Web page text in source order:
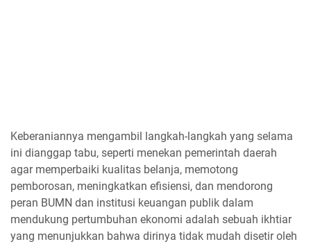
Keberaniannya mengambil langkah-langkah yang selama
ini dianggap tabu, seperti menekan pemerintah daerah
agar memperbaiki kualitas belanja, memotong
pemborosan, meningkatkan efisiensi, dan mendorong
peran BUMN dan institusi keuangan publik dalam
mendukung pertumbuhan ekonomi adalah sebuah ikhtiar
yang menunjukkan bahwa dirinya tidak mudah disetir oleh